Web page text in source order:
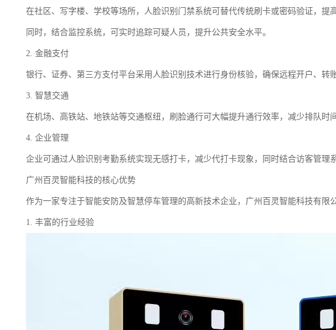
在社区、写字楼、学校等场所，人脸识别门禁系统可替代传统刷卡或密码验证，提
同时，结合监控系统，可实时追踪可疑人员，提升公共安全水平。
2. 金融支付
银行、证券、第三方支付平台采用人脸识别技术进行身份核验，确保远程开户、转
3. 智慧交通
在机场、高铁站、地铁站等交通枢纽，刷脸通行可大幅提升通行效率，减少排队时
4. 企业管理
企业可通过人脸识别考勤系统实现无感打卡，减少代打卡现象，同时结合访客管理
广州百灵智能科技的核心优势
作为一家专注于智能安防及智慧停车管理的高新技术企业，广州百灵智能科技有限
1. 丰富的行业经验